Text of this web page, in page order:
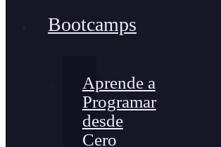
Bootcamps
Aprende a
Programar
desde
Cero